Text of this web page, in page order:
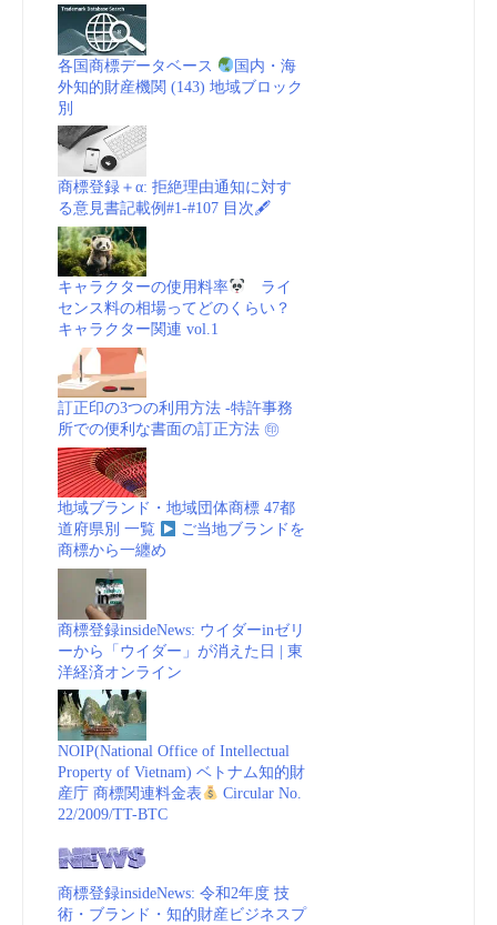
各国商標データベース
国内・海
外知的財産機関 (143) 地域ブロック
別
商標登録＋α: 拒絶理由通知に対す
る意見書記載例#1-#107 目次🖋
キャラクターの使用料率
ライ
センス料の相場ってどのくらい？
キャラクター関連 vol.1
訂正印の3つの利用方法 -特許事務
所での便利な書面の訂正方法 ㊞
地域ブランド・地域団体商標 47都
道府県別 一覧
ご当地ブランドを
商標から一纏め
商標登録insideNews: ウイダーinゼリ
ーから「ウイダー」が消えた日 | 東
洋経済オンライン
NOIP(National Office of Intellectual
Property of Vietnam) ベトナム知的財
産庁 商標関連料金表
Circular No.
22/2009/TT-BTC
商標登録insideNews: 令和2年度 技
術・ブランド・知的財産ビジネスプ